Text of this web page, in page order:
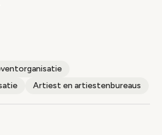
Artiest en artiestenbureaus